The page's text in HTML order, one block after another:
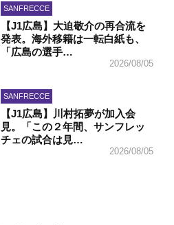
SANFRECCE
【J1広島】大迫敬介の再合流を
発表。海外移籍は一転白紙も、
「広島の選手…
2026/08/05
SANFRECCE
【J1広島】川村拓夢が加入会
見。「この２年間、サンフレッ
チェの試合は見…
2026/08/05